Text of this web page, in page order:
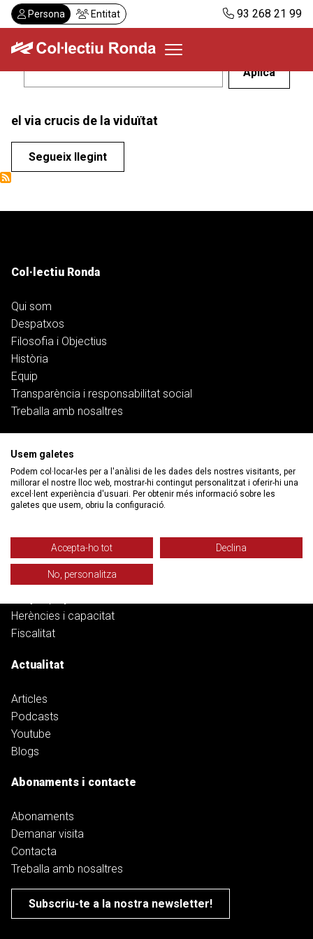
Vés
al
contingut
Persona Entitat 93 268 21 99
Serveis
Actualitat
Despatxos
Abonaments
el via crucis de la viduïtat
Segueix llegint
Col·lectiu Ronda
Qui som
Despatxos
Filosofia i Objectius
Història
Equip
Transparència i responsabilitat social
Treballa amb nosaltres
Treball
Salut i pensions
Habitatge
Funció pública
Dret penal
Herències i capacitat
Fiscalitat
Actualitat
Articles
Podcasts
Youtube
Blogs
Abonaments i contacte
Abonaments
Demanar visita
Contacta
Treballa amb nosaltres
Subscriu-te a la nostra newsletter!
Usem galetes
Podem col·locar-les per a l'anàlisi de les dades dels nostres visitants, per
millorar el nostre lloc web, mostrar-hi contingut personalitzat i oferir-hi una
excel·lent experiència d'usuari. Per obtenir més informació sobre les
galetes que usem, obriu la configuració.
Accepta-ho tot Declina
No, personalitza